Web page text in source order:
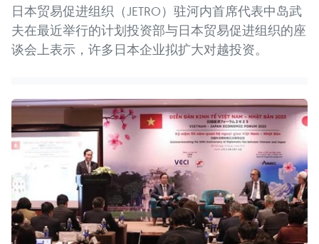
日本贸易促进组织（JETRO）驻河内首席代表中岛武
夫在最近举行的计划投资部与日本贸易促进组织的座
谈会上表示，许多日本企业拟扩大对越投资。